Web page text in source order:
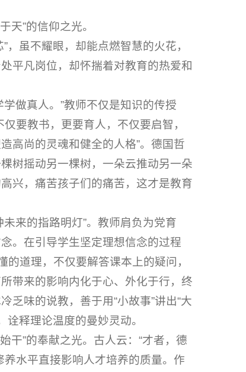
天”的信仰之光。
，虽不耀眼，却能点燃智慧的火花，
平凡岗位，却怀揣着对教育的热爱和
做真人。”教师不仅是知识的传授
要教书，更要育人，不仅要启智，
高尚的灵魂和健全的人格”。德国哲
树摇动另一棵树，一朵云推动另一朵
兴，痛苦孩子们的痛苦，这才是教育
来的指路明灯”。教师肩负为党育
。在引导学生坚定理想信念的过程
的道理，不仅要解答课本上的疑问，
带来的影响内化于心、外化于行，终
乏味的说教，善于用“小故事”讲出“大
诠释理论温度的曼妙灵动。
干”的奉献之光。古人云：“才者，德
水平直接影响人才培养的质量。作